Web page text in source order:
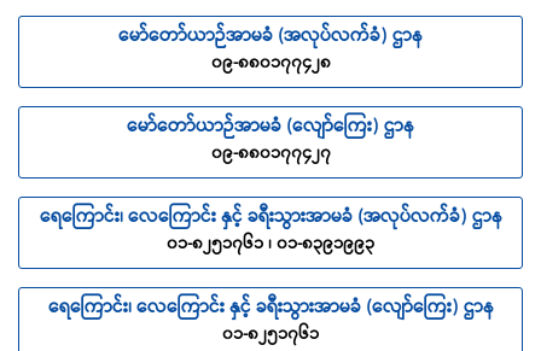
မော်တော်ယာဉ်အာမခံ (အလုပ်လက်ခံ) ဌာန
၀၉-၈၈၀၁၇၇၄၂၈
မော်တော်ယာဉ်အာမခံ (လျော်ကြေး) ဌာန
၀၉-၈၈၀၁၇၇၄၂၇
ရေကြောင်း၊ လေကြောင်း နှင့် ခရီးသွားအာမခံ (အလုပ်လက်ခံ) ဌာန
၀၁-၈၂၅၁၇၆၁ ၊ ၀၁-၈၃၉၁၉၉၃
ရေကြောင်း၊ လေကြောင်း နှင့် ခရီးသွားအာမခံ (လျော်ကြေး) ဌာန
၀၁-၈၂၅၁၇၆၁